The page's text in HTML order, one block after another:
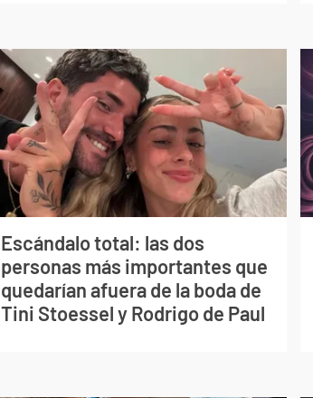
Escándalo total: las dos
personas más importantes que
quedarían afuera de la boda de
Tini Stoessel y Rodrigo de Paul